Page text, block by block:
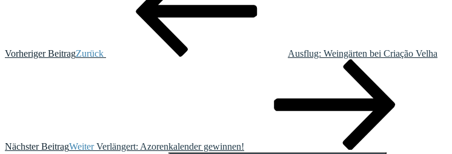
Vorheriger BeitragZurück Ausflug: Weingärten bei Criação Velha
Nächster BeitragWeiter Verlängert: Azorenkalender gewinnen!